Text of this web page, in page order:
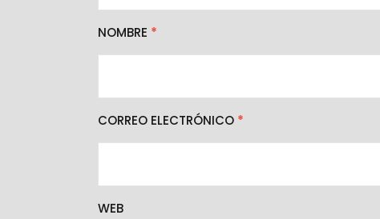
NOMBRE *
CORREO ELECTRÓNICO *
WEB